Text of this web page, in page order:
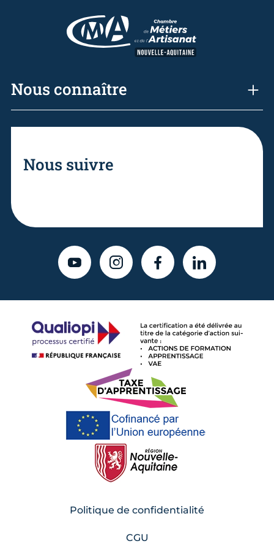
Nous connaître
Nous suivre
YOUTUBEINSTAGRAMFACEBOOKLINKEDIN
Politique de confidentialité
CGU